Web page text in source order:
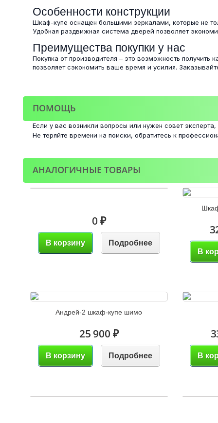
Особенности конструкции
Шкаф-купе оснащен большими зеркалами, которые не
Удобная раздвижная система дверей позволяет
Преимущества покупки у нас
Покупка от производителя – это возможность
позволяет сэкономить ваше время и усилия.
ПОМОЩЬ
Если у вас возникли вопросы или нужен совет
Не теряйте времени на поиски, обратитесь к
АНАЛОГИЧНЫЕ ТОВАРЫ
0 ₽
В корзину Подробнее
В
Андрей-2 шкаф-купе шимо
25 900 ₽
В корзину Подробнее В